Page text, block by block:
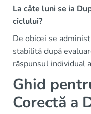
La câte luni se ia
ciclului?
De obicei se
stabilită după
răspunsul individual
Ghid
Corectă a